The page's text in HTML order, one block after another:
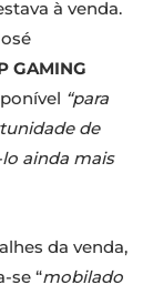
à venda.
GAMING
“para
de
ainda mais
da venda,
se “mobilado